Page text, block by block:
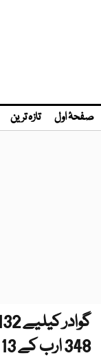
صفحۂ اول تازہ ترین
348 ارب کے 13 منصوبے منظور